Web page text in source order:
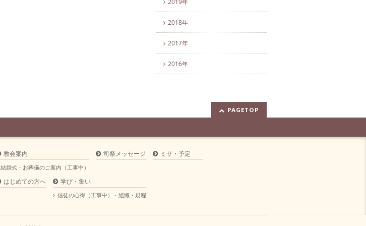
2019年
2018年
2017年
2016年
PAGETOP
教会案内
結婚式・お葬儀のご案内（工事中）
司祭メッセージ ミサ・予定
はじめての方へ 学び・集い
信徒の心得（工事中）・組織・規程